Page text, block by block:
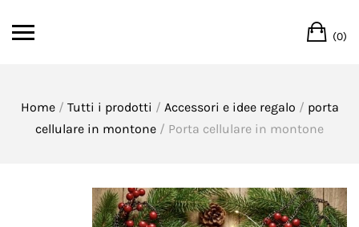
(0)
Home/ Tutti i prodotti / Accessori e idee regalo / porta
cellulare in montone / Porta cellulare in montone